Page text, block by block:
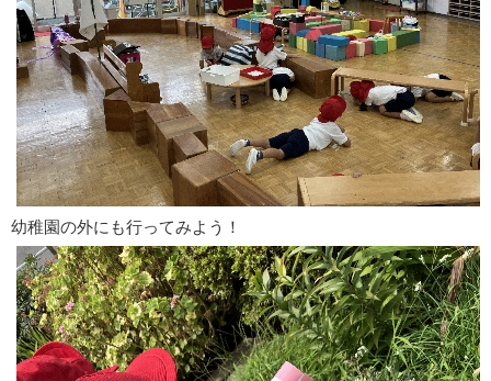
幼稚園の外にも行ってみよう！